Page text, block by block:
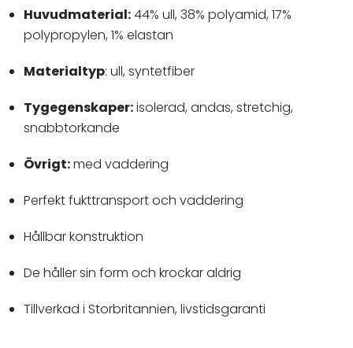
Huvudmaterial:44% ull, 38% polyamid, 17%
polypropylen, 1% elastan
Materialtyp: ull, syntetfiber
Tygegenskaper:isolerad, andas, stretchig,
snabbtorkande
Övrigt:med vaddering
Perfekt fukttransport och vaddering
Hållbar konstruktion
De håller sin form och krockar aldrig
Tillverkad i Storbritannien, livstidsgaranti